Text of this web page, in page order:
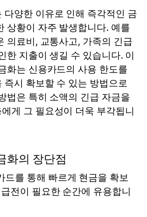
다양한 이유로 인해 즉각적인 금
상황이 자주 발생합니다. 예를
의료비, 교통사고, 가족의 긴급
한 지출이 생길 수 있습니다. 이
화는 신용카드의 사용 한도를
즉시 확보할 수 있는 방법으로
법은 특히 소액의 긴급 자금을
게 그 필요성이 더욱 부각됩니
화의 장단점
드를 통해 빠르게 현금을 확보
전이 필요한 순간에 유용합니